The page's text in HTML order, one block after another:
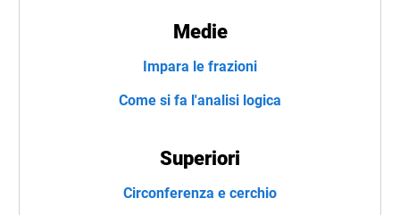
Medie
Impara le frazioni
Come si fa l'analisi logica
Superiori
Circonferenza e cerchio